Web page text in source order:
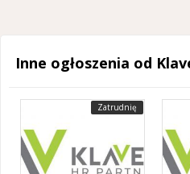
Inne ogłoszenia od
Zatrudnię